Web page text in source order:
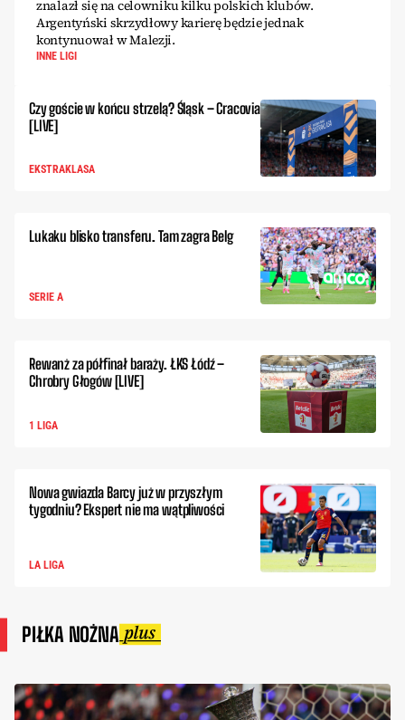
znalazł się na celowniku kilku polskich klubów.
Argentyński skrzydłowy karierę będzie jednak
kontynuował w Malezji.
INNE LIGI
Czy goście w końcu strzelą? Śląsk – Cracovia
[LIVE]
EKSTRAKLASA
Lukaku blisko transferu. Tam zagra Belg
SERIE A
Rewanż za półfinał baraży. ŁKS Łódź –
Chrobry Głogów [LIVE]
1 LIGA
Nowa gwiazda Barcy już w przyszłym
tygodniu? Ekspert nie ma wątpliwości
LA LIGA
PIŁKA NOŻNA